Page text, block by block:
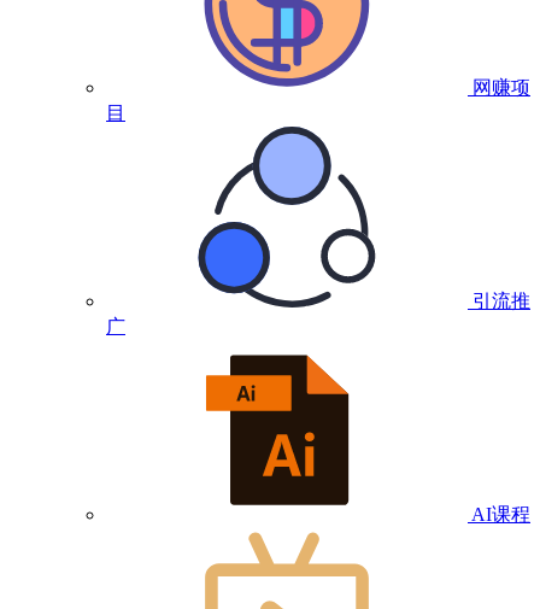
网赚项
目
引流推
广
AI课程